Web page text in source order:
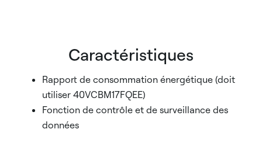
Caractéristiques
Rapport de consommation énergétique (doit
utiliser 40VCBM17FQEE)
Fonction de contrôle et de surveillance des
données